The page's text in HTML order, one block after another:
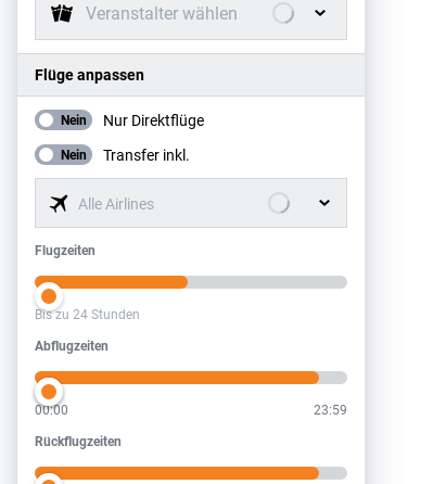
Veranstalter wählen
Flüge anpassen
Nein Nur Direktflüge
Nein Transfer inkl.
Alle Airlines
Flugzeiten
Flugzeiten
Bis zu 24 Stunden
Abflugzeiten
Abflugzeiten
00:00 23:59
Rückflugzeiten
Rückflugzeiten